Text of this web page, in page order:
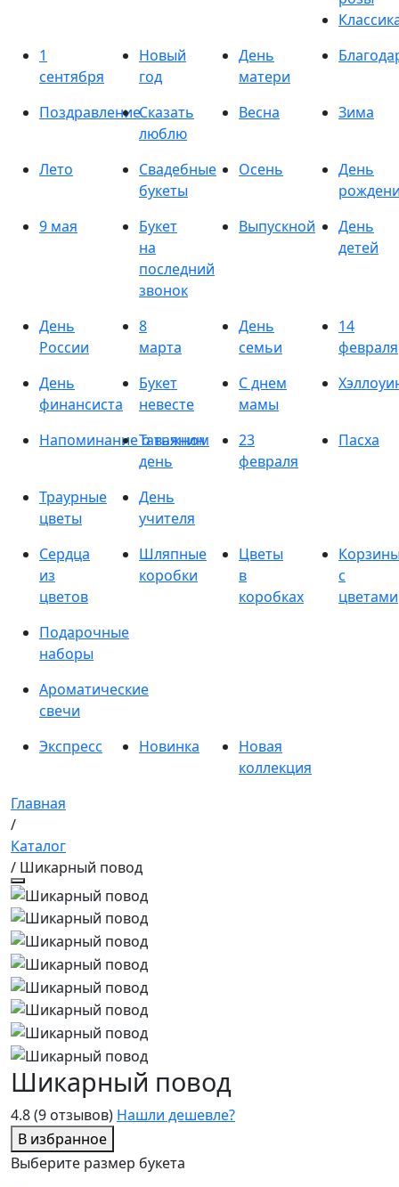
1
сентября
Новый
год
День
матери
ПоздравлениеСказать
люблю
Весна Зима
Лето
Свадебные
букеты
Осень
День
9 мая
Букет
на
последний
звонок
Выпускной
День
детей
День
России
8
марта
День
семьи
14
февраля
День
финансиста
Букет
невесте
С днем
мамы
Напоминание о важном
Татьянин
день
23
февраля
Пасха
Траурные
цветы
День
учителя
Сердца
из
цветов
Шляпные
коробки
Цветы
в
коробках
с
цветами
Подарочные
наборы
Ароматические
свечи
Экспресс
Новинка
Новая
коллекция
Главная
/
Каталог
/ Шикарный повод
4.8(9 отзывов) Нашли дешевле?
В избранное
Шикарный повод
Выберите размер букета